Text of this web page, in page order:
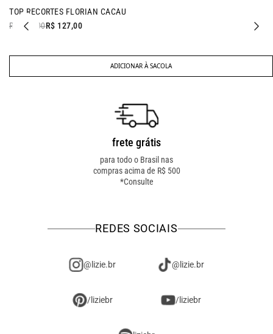
- 28% OFF
TOP RECORTES FLORIAN CACAU
R$ 177,00R$ 127,00
ADICIONAR À SACOLA
frete grátis
para todo o Brasil nas
compras acima de R$ 500
*Consulte
REDES SOCIAIS
@lizie.br @lizie.br
/liziebr /liziebr